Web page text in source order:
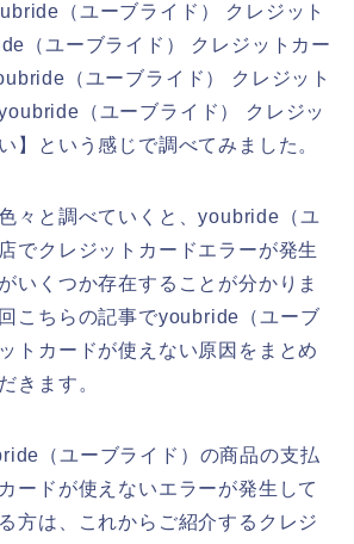
（ユーブライド） クレジット
（ユーブライド） クレジットカー
（ユーブライド） クレジット
（ユーブライド） クレジッ
】という感じで調べてみました。
々と調べていくと、youbride（ユ
でクレジットカードエラーが発生
いくつか存在することが分かりま
こちらの記事でyoubride（ユーブ
トカードが使えない原因をまとめ
きます。
（ユーブライド）の商品の支払
ードが使えないエラーが発生して
方は、これからご紹介するクレジ